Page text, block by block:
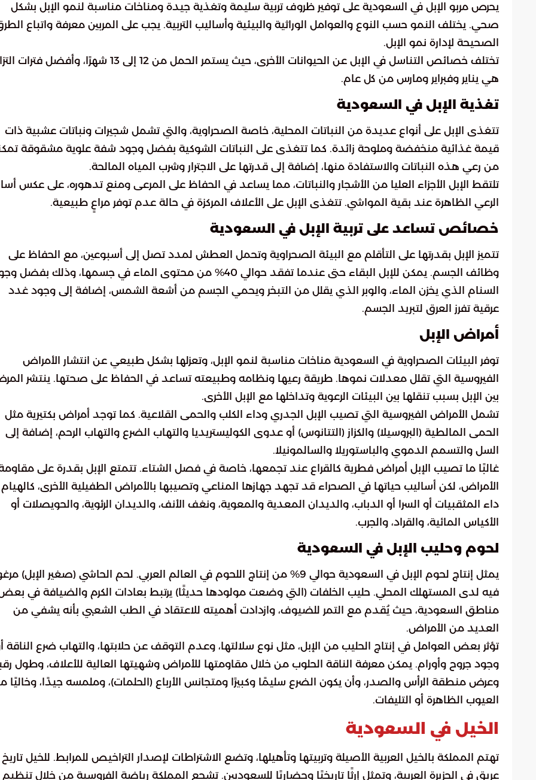
يحرص مربو الإبل في السعودية على توفير ظروف تربية سليمة وتغذية جيدة ومناخات مناسبة لنمو الإبل بشكل
صحي. يختلف النمو حسب النوع والعوامل الوراثية والبيئية وأساليب التربية. يجب على المربين معرفة واتباع
الصحيحة لإدارة نمو الإبل.
تختلف خصائص التناسل في الإبل عن الحيوانات الأخرى، حيث يستمر الحمل من 12 إلى 13 شهرًا، وأفضل
هي يناير وفبراير ومارس من كل عام.
تغذية الإبل في السعودية
تتغذى الإبل على أنواع عديدة من النباتات المحلية، خاصة الصحراوية، والتي تشمل شجيرات ونباتات عشبية ذات
قيمة غذائية منخفضة وملوحة زائدة. كما تتغذى على النباتات الشوكية بفضل وجود شفة علوية مشقوقة
من رعي هذه النباتات والاستفادة منها، إضافة إلى قدرتها على الاجترار وشرب المياه المالحة.
تلتقط الإبل الأجزاء العليا من الأشجار والنباتات، مما يساعد في الحفاظ على المرعى ومنع تدهوره، على عكس
الرعي الظاهرة عند بقية المواشي. تتغذى الإبل على الأعلاف المركزة في حالة عدم توفر مراعٍ طبيعية.
خصائص تساعد على تربية الإبل في السعودية
تتميز الإبل بقدرتها على التأقلم مع البيئة الصحراوية وتحمل العطش لمدد تصل إلى أسبوعين، مع الحفاظ على
وظائف الجسم. يمكن للإبل البقاء حتى عندما تفقد حوالي 40% من محتوى الماء في جسمها، وذلك بفضل
السنام الذي يخزن الماء، والوبر الذي يقلل من التبخر ويحمي الجسم من أشعة الشمس، إضافة إلى وجود غدد
عرقية تفرز العرق لتبريد الجسم.
أمراض الإبل
توفر البيئات الصحراوية في السعودية مناخات مناسبة لنمو الإبل، وتعزلها بشكل طبيعي عن انتشار الأمراض
الفيروسية التي تقلل معدلات نموها. طريقة رعيها ونظامه وطبيعته تساعد في الحفاظ على صحتها. ينتشر
بين الإبل بسبب تنقلها بين البيئات الرعوية وتداخلها مع الإبل الأخرى.
تشمل الأمراض الفيروسية التي تصيب الإبل الجدري وداء الكلب والحمى القلاعية. كما توجد أمراض بكتيرية مثل
الحمى المالطية (البروسيلا) والكزاز (التتانوس) أو عدوى الكوليستريديا والتهاب الضرع والتهاب الرحم، إضافة إلى
السل والتسمم الدموي والباستوريلا والسالمونيلا.
غالبًا ما تصيب الإبل أمراض فطرية كالقراع عند تجمعها، خاصة في فصل الشتاء. تتمتع الإبل بقدرة على
الأمراض، لكن أساليب حياتها في الصحراء قد تجهد جهازها المناعي وتصيبها بالأمراض الطفيلية الأخرى، كالهيام
داء المثقبيات أو السرا أو الدباب، والديدان المعدية والمعوية، ونغف الأنف، والديدان الرئوية، والحويصلات أو
الأكياس المائية، والقراد، والجرب.
لحوم وحليب الإبل في السعودية
يمثل إنتاج لحوم الإبل في السعودية حوالي 9% من إنتاج اللحوم في العالم العربي. لحم الحاشي (صغير الإبل)
فيه لدى المستهلك المحلي. حليب الخلفات (التي وضعت مولودها حديثًا) يرتبط بعادات الكرم والضيافة في
مناطق السعودية، حيث يُقدم مع التمر للضيوف، وازدادت أهميته للاعتقاد في الطب الشعبي بأنه يشفي من
العديد من الأمراض.
تؤثر بعض العوامل في إنتاج الحليب من الإبل، مثل نوع سلالتها، وعدم التوقف عن حلابتها، والتهاب ضرع الناقة
وجود جروح وأورام. يمكن معرفة الناقة الحلوب من خلال مقاومتها للأمراض وشهيتها العالية للأعلاف، وطول
وعرض منطقة الرأس والصدر، وأن يكون الضرع سليمًا وكبيرًا ومتجانس الأرباع (الحلمات)، وملمسه جيدًا، وخاليًا
العيوب الظاهرة أو التليفات.
الخيل في السعودية
تهتم المملكة بالخيل العربية الأصيلة وتربيتها وتأهيلها، وتضع الاشتراطات لإصدار التراخيص للمرابط. للخيل تاريخ
عريق في الجزيرة العربية، وتمثل إرثًا تاريخيًا وحضاريًا للسعوديين. تشجع المملكة رياضة الفروسية من خلال تنظيم